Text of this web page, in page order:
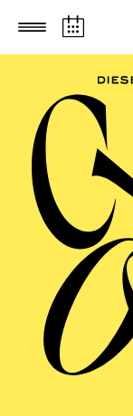
Zum Hauptinhalt
17:15
Einführung
TICKETS
57,00 42,00
PHILHARMONIE
Dienstag
01.12.2026